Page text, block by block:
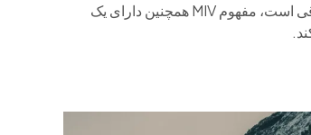
های ارتباطی و هشدار اضطراری را نصب کرده است. از آنجایی که GV60 یک خودروی برقی است، مفهوم MIV همچنین دارای یک